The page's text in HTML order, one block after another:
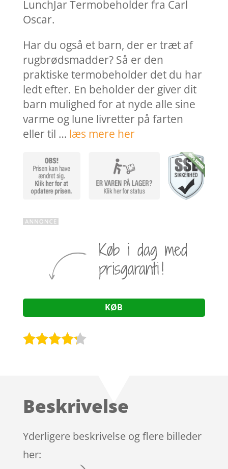
189,95 kr..
LunchJar Termobeholder fra Carl
Oscar.
Har du også et barn, der er træt af
rugbrødsmadder? Så er den
praktiske termobeholder det du har
ledt efter. En beholder der giver dit
barn mulighed for at nyde alle sine
varme og lune livretter på farten
eller til … læs mere her
KØB
på
mmelser
Beskrivelse
Yderligere beskrivelse og flere billeder
her: